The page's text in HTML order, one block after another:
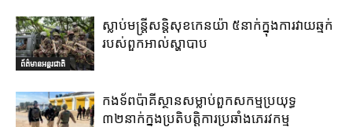
ព័ត៌មានអន្តរជាតិ
ស្លាប់មន្ត្រីសន្តិសុខកេនយ៉ា ៥នាក់ក្នុងការវាយឆ្មក់
របស់ពួកអាល់ស្ហាបាប
កងទ័ពប៉ាគីស្ថានសម្លាប់ពួកសកម្មប្រយុទ្ធ
៣២នាក់ក្នុងប្រតិបត្តិការប្រឆាំងភេរវកម្ម